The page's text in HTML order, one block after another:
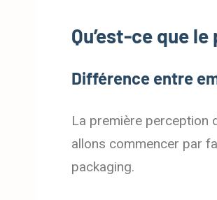
Qu’est-ce que
Différence entre
La première perception
allons commencer par
packaging.